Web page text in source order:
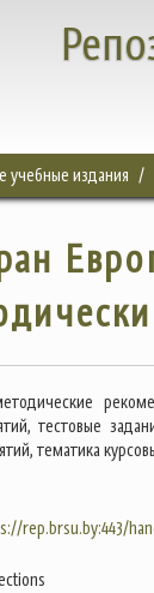
учебные издания
тестовые
тематика
rep.brsu.by:443/